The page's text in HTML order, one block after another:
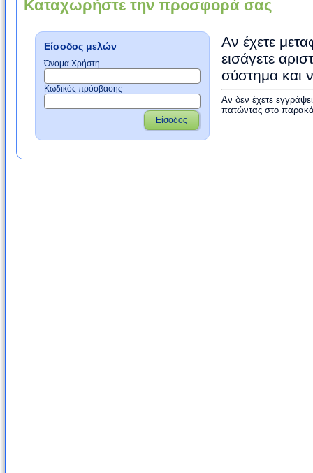
Καταχωρήστε την προσφορά σας
Είσοδος μελών
Όνομα Χρήστη
Κωδικός πρόσβασης
Είσοδος
Αν έχετε
εισάγετε
σύστημα και
Αν δεν έχετε
πατώντας στο